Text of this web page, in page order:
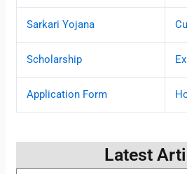
Sarkari Yojana
Scholarship
Application Form
Latest